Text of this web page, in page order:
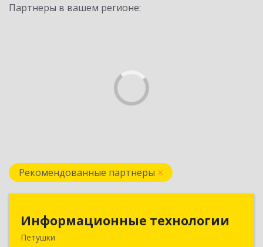
Партнеры в вашем регионе:
Рекомендованные партнеры
Информационные технологии
Петушки
Информационные технологии